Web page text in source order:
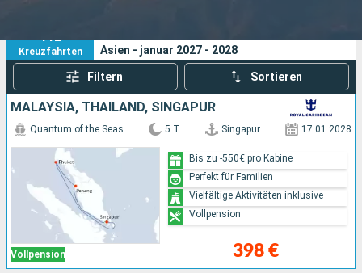
Suchen
112
Kreuzfahrten
Asien - januar 2027 - 2028
Filtern Sortieren
MALAYSIA, THAILAND, SINGAPUR
Vollpension
Quantum of the Seas 5 T Singapur 17.01.2028
398 €
Bis zu -550€ pro Kabine
Perfekt für Familien
Vielfältige Aktivitäten inklusive
Vollpension